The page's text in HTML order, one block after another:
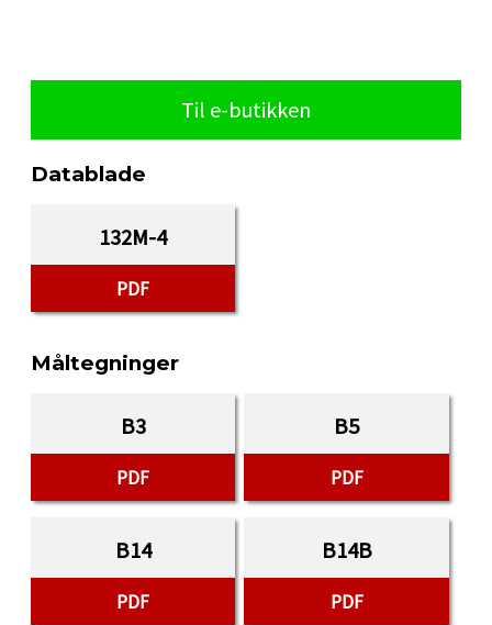
Til e-butikken
Datablade
132M-4
PDF
Måltegninger
B3
PDF
B5
PDF
B14
PDF
B14B
PDF